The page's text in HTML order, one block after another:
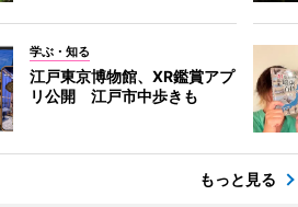
学ぶ・知る
江戸東京博物館、XR鑑賞アプ
リ公開 江戸市中歩きも
もっと見る